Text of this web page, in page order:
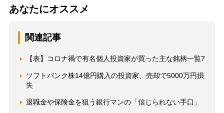
あなたにオススメ
関連記事
【表】コロナ禍で有名個人投資家が買った主な銘柄一覧7
ソフトバンク株14億円購入の投資家、売却で5000万円損
失
退職金や保険金を狙う銀行マンの「信じられない手口」